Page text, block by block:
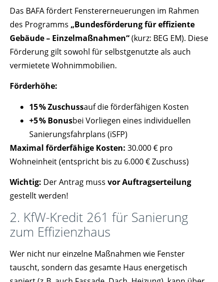
Das BAFA fördert Fenstererneuerungen im Rahmen
des Programms „Bundesförderung für effiziente
Gebäude – Einzelmaßnahmen“(kurz: BEG EM). Diese
Förderung gilt sowohl für selbstgenutzte als auch
vermietete Wohnimmobilien.
Förderhöhe:
15 % Zuschussauf die förderfähigen Kosten
+5 % Bonusbei Vorliegen eines individuellen
Sanierungsfahrplans (iSFP)
Maximal förderfähige Kosten: 30.000 € pro
Wohneinheit (entspricht bis zu 6.000 € Zuschuss)
Wichtig: Der Antrag muss vor Auftragserteilung
gestellt werden!
2. KfW-Kredit 261 für Sanierung
zum Effizienzhaus
Wer nicht nur einzelne Maßnahmen wie Fenster
tauscht, sondern das gesamte Haus energetisch